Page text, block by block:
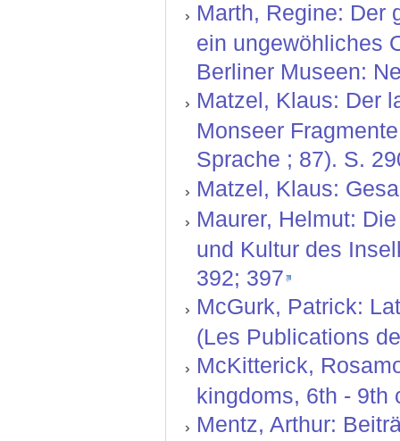
Marth, Regine: Der
ein ungewöhliches
Berliner Museen:
Matzel, Klaus: Der
Monseer
Sprache ; 87). S.
Matzel, Klaus:
Maurer, Helmut:
und Kultur des
392; 397
McGurk, Patrick:
(Les Publications
McKitterick,
kingdoms, 6th - 9th
Mentz, Arthur: